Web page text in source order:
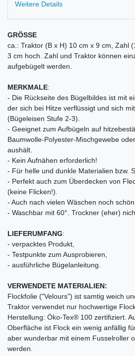
Weitere Details
GRÖSSE
ca.: Traktor (B x H) 10 cm x 9 cm, Zahl
3 cm hoch. Zahl und Traktor können
aufgebügelt werden.
MERKMALE:
- Die Rückseite des Bügelbildes ist mit
der sich bei Hitze verflüssigt und sich
(Bügeleisen Stufe 2-3).
- Geeignet zum Aufbügeln auf
Baumwolle-Polyester-Mischgewebe
aushält.
- Kein Aufnähen erforderlich!
- Für helle und dunkle Materialien bzw.
- Perfekt auch zum Überdecken von
(keine Flicken!).
- Auch nach vielen Wäschen noch
- Waschbar mit 60°. Trockner (eher)
LIEFERUMFANG:
- verpacktes Produkt,
- Testpunkte zum Ausprobieren,
- ausführliche Bügelanleitung.
VERWENDETE MATERIALIEN:
Flockfolie ("Velours") ist samtig weich
Traktor verwendet nur hochwertige
Herstellung: Öko-Tex® 100 zertifiziert.
Oberfläche ist Flock ein wenig anfällig
aber wunderbar mit einem Fusselroller
werden.